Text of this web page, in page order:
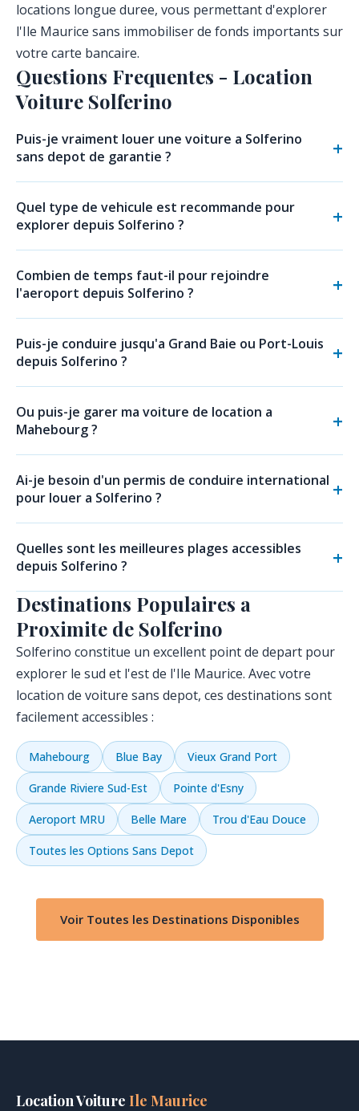
locations longue duree, vous permettant d'explorer
l'Ile Maurice sans immobiliser de fonds importants sur
votre carte bancaire.
Questions Frequentes - Location
Voiture Solferino
Puis-je vraiment louer une voiture a Solferino
sans depot de garantie ?
Quel type de vehicule est recommande pour
explorer depuis Solferino ?
Combien de temps faut-il pour rejoindre
l'aeroport depuis Solferino ?
Puis-je conduire jusqu'a Grand Baie ou Port-Louis
depuis Solferino ?
Ou puis-je garer ma voiture de location a
Mahebourg ?
Ai-je besoin d'un permis de conduire international
pour louer a Solferino ?
Quelles sont les meilleures plages accessibles
depuis Solferino ?
Destinations Populaires a
Proximite de Solferino
Solferino constitue un excellent point de depart pour
explorer le sud et l'est de l'Ile Maurice. Avec votre
location de voiture sans depot, ces destinations sont
facilement accessibles :
Mahebourg Blue Bay Vieux Grand Port
Grande Riviere Sud-Est Pointe d'Esny
Aeroport MRU Belle Mare Trou d'Eau Douce
Toutes les Options Sans Depot
Voir Toutes les Destinations Disponibles
Location Voiture Ile Maurice